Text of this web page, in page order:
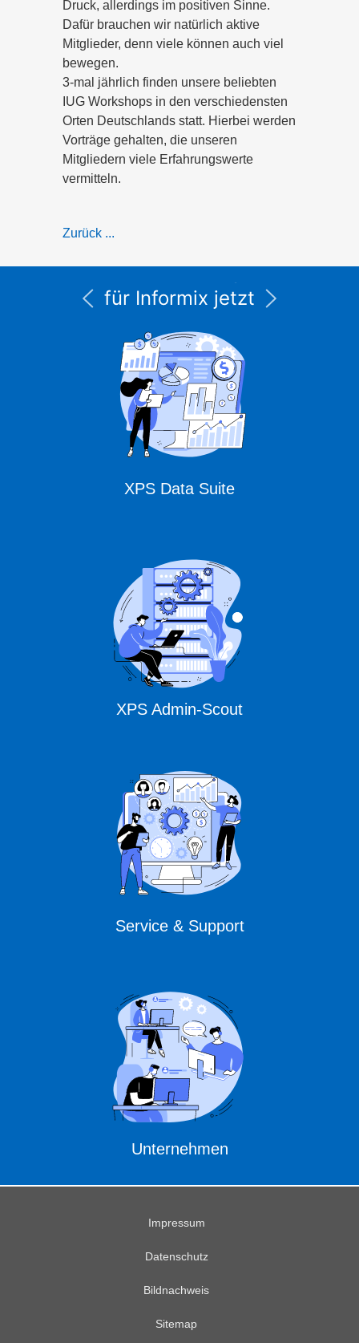
Druck, allerdings im positiven Sinne.
Dafür brauchen wir natürlich aktive
Mitglieder, denn viele können auch viel
bewegen.
3-mal jährlich finden unsere beliebten
IUG Workshops in den verschiedensten
Orten Deutschlands statt. Hierbei werden
Vorträge gehalten, die unseren
Mitgliedern viele Erfahrungswerte
vermitteln.
Zurück ...
Alle Service- und
Supportleistungen
für Informix jetzt
Expert Solutions
XPS Data Suite
XPS Admin-Scout
Service & Support
Unternehmen
Impressum
Datenschutz
Bildnachweis
Sitemap